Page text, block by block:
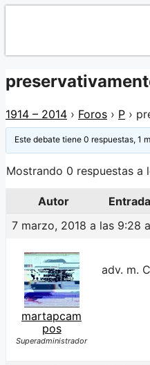
1914 – 2014 › Foros › P ›
Este debate tiene 0 respuestas, 1
Mostrando 0 respuestas a
Autor
7 marzo, 2018 a las 9:28
martapcam
pos
Superadministrador
adv. m.